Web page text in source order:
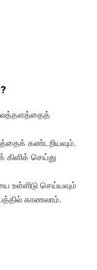
கண்டறியவும்.
கிளிக் செய்து
உள்ளிடு செய்யவும்
காணலாம்.